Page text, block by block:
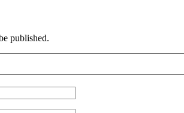
published.